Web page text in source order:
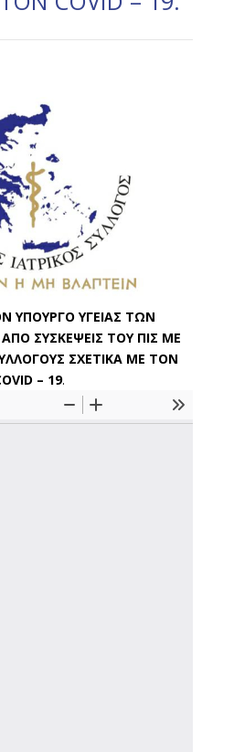
ΥΠΟΥΡΓΟ ΥΓΕΙΑΣ ΤΩΝ
ΣΥΣΚΕΨΕΙΣ ΤΟΥ ΠΙΣ ΜΕ
ΣΧΕΤΙΚΑ ΜΕ ΤΟΝ
– 19.